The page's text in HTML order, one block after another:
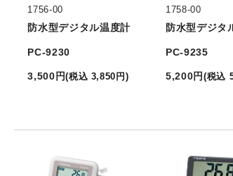
1756-00
防水型デジタル温度計
PC-9230
3,500 円(税込 3,850 円 )
1758-00
防水型デジタ
PC-9235
5,200円 (税込